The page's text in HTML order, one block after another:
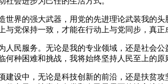
界的强大武器，用党的先进理论武装我的
党保持一致，才能在行动上与党同步，真正
民服务。无论是我的专业领域，还是社会
种困难和挑战，我将始终坚持人民至上的原
设中，无论是科技创新的前沿，还是扶贫